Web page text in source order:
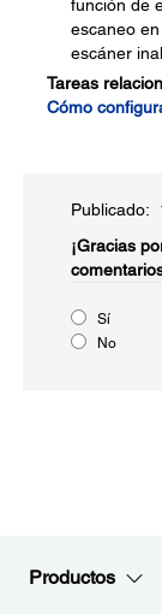
función de
escaneo
escáner
Tareas
Cómo
Publicado:
¡Gracias
Sí
No
Productos